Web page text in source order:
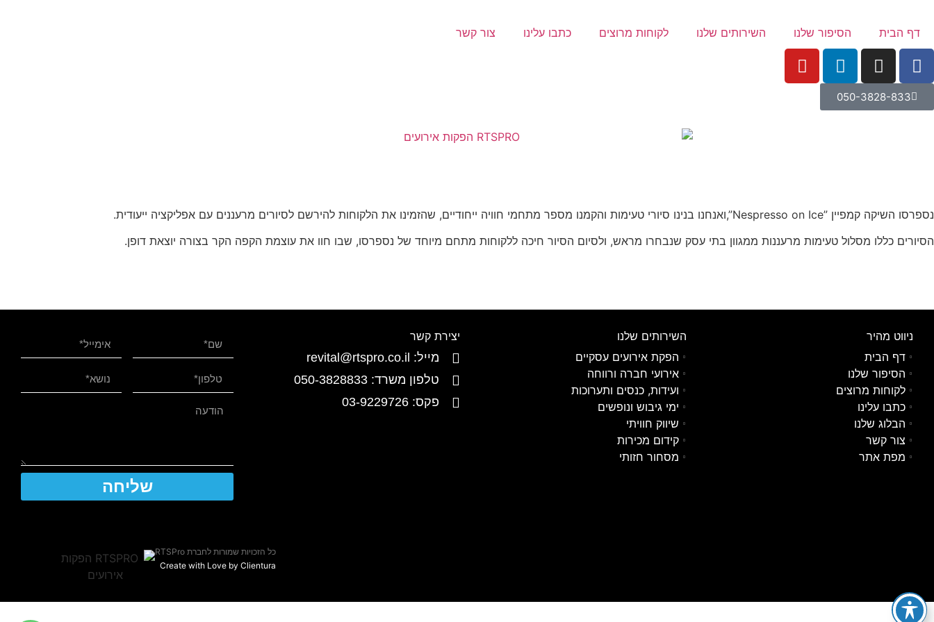
דף הבית
הסיפור שלנו השירותים שלנו לקוחות מרוצים כתבו עלינו צור קשר
050-3828-833
נספרסו השיקה קמפיין ”Nespresso on Ice”,ואנחנו בנינו סיורי טעימות והקמנו מספר מתחמי חוויה ייחודיים, שהזמינו את הלקוחות להירשם לסיורים מרעננים עם אפליקציה ייעודית.
הסיורים כללו מסלול טעימות מרעננות ממגוון בתי עסק שנבחרו מראש, ולסיום הסיור חיכה ללקוחות מתחם מיוחד של נספרסו, שבו חוו את עוצמת הקפה הקר בצורה יוצאת דופן.
ניווט מהיר
דף הבית
הסיפור שלנו
לקוחות מרוצים
כתבו עלינו
הבלוג שלנו
צור קשר
מפת אתר
השירותים שלנו
הפקת אירועים עסקיים
אירועי חברה ורווחה
ועידות, כנסים ותערוכות
ימי גיבוש ונופשים
שיווק חוויתי
קידום מכירות
מסחור חזותי
יצירת קשר
מייל: revital@rtspro.co.il
טלפון משרד: 050-3828833
פקס: 03-9229726
שליחה
כל הזכויות שמורות לחברת RTSPro
Create with Love by Clientura